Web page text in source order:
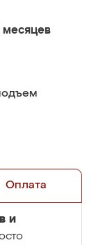
месяцев
Оплата
и